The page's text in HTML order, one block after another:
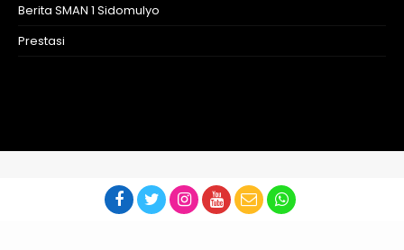
Berita SMAN 1 Sidomulyo
Prestasi
Copyright 2021|CT SMAN 1 Sidomulyo